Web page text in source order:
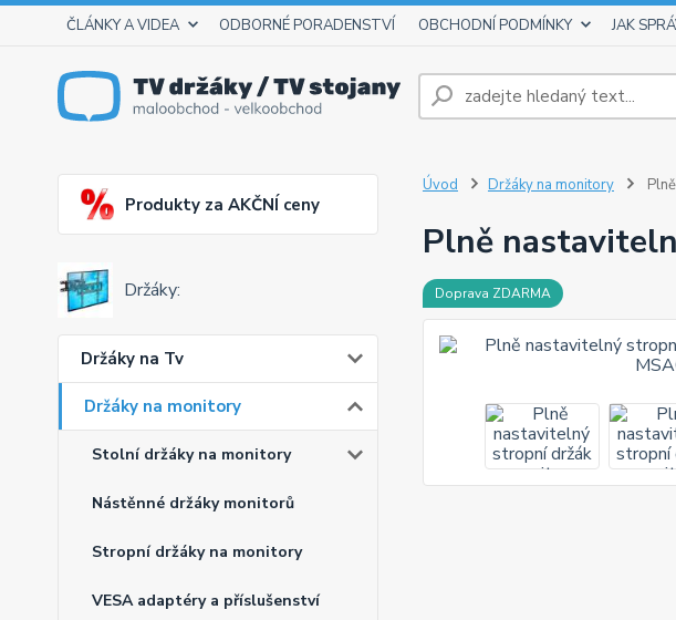
ČLÁNKY A VIDEA ODBORNÉ PORADENSTVÍ OBCHODNÍ PODMÍNKY JAK
Produkty za AKČNÍ ceny
Držáky:
Držáky na Tv
Držáky na monitory
Stolní držáky na monitory
Nástěnné držáky monitorů
Stropní držáky na monitory
VESA adaptéry a příslušenství
Úvod Držáky na monitory
Plně
Doprava ZDARMA